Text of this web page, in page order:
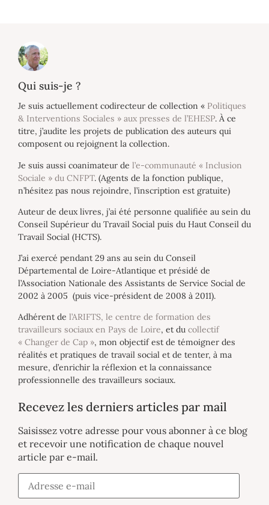
Qui suis-je ?
Je suis actuellement codirecteur de collection « Politiques
& Interventions Sociales » aux presses de l’EHESP. À ce
titre, j’audite les projets de publication des auteurs qui
composent ou rejoignent la collection.
Je suis aussi coanimateur de l’e-communauté « Inclusion
Sociale » du CNFPT. (Agents de la fonction publique,
n’hésitez pas nous rejoindre, l’inscription est gratuite)
Auteur de deux livres, j’ai été personne qualifiée au sein du
Conseil Supérieur du Travail Social puis du Haut Conseil du
Travail Social (HCTS).
J’ai exercé pendant 29 ans au sein du Conseil
Départemental de Loire-Atlantique et présidé de
l’Association Nationale des Assistants de Service Social de
2002 à 2005 (puis vice-président de 2008 à 2011).
Adhérent de l’ARIFTS, le centre de formation des
travailleurs sociaux en Pays de Loire, et du collectif
« Changer de Cap », mon objectif est de témoigner des
réalités et pratiques de travail social et de tenter, à ma
mesure, d’enrichir la réflexion et la connaissance
professionnelle des travailleurs sociaux.
Recevez les derniers articles par mail
Saisissez votre adresse pour vous abonner à ce blog
et recevoir une notification de chaque nouvel
article par e-mail.